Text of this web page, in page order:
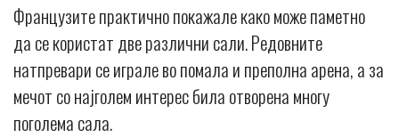
Французите практично покажале како може паметно
да се користат две различни сали. Редовните
натпревари се играле во помала и преполна арена, а за
мечот со најголем интерес била отворена многу
поголема сала.